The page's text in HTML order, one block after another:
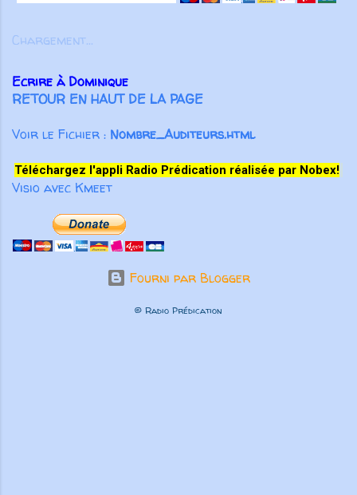
corps entier grandit et se construit
15-16 ). Pour Paul l’important n’est
manière inconsidérée ou vaine, ou
de colporter des médisances ou
prononcer des paroles qui
participeront à la croissance
spirituelle des autres croyants. Pas
“font du bien au corps”, m...
Chargement...
Ecrire à Dominique
RETOUR EN HAUT DE LA PAGE
Voir le Fichier : Nombre_Auditeurs.html
Téléchargez l'appli Radio Prédication réalisée par Nobex!
Visio avec Kmeet
Fourni par Blogger
© Radio Prédication